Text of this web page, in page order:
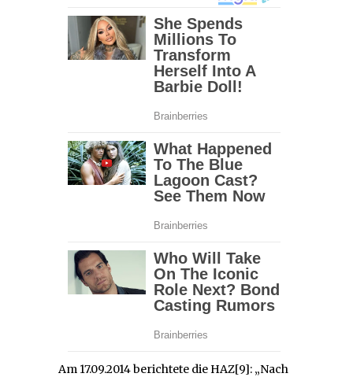
Am 17.09.2014 berichtete die HAZ[9]: „Nach